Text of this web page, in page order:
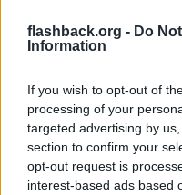
flashback.org - Do
Information
If you wish to opt-out of
processing of your
targeted advertising by
section to confirm your
opt-out request is
interest-based ads based
innehav, försäljning och
konsumtionen.
2026-02-01, 17:17
coffeez
Medlem